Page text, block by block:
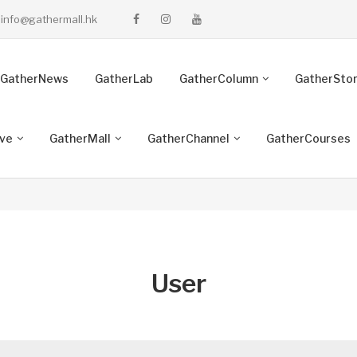
info@gathermall.hk
GatherNews GatherLab GatherColumn
GatherMall GatherChannel GatherCourses
User